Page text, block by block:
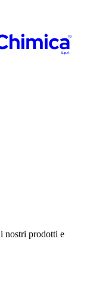
nostri prodotti e